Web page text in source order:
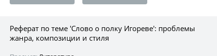
Реферат по теме 'Слово о полку Игореве': проблемы
жанра, композиции и стиля